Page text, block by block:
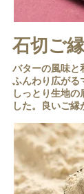
石切ご縁
バターの風味と
ふんわり広がる
しっとり生地の
した。良いご縁